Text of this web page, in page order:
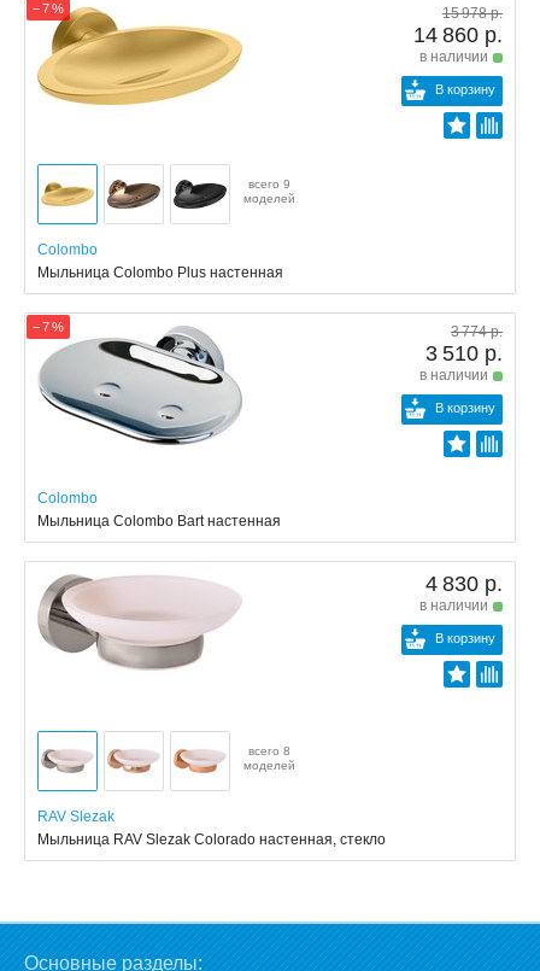
− 7 % 15 978 р.
14 860 р.
в наличии
В корзину
всего 9
моделей
Colombo
Мыльница Colombo Plus настенная
− 7 % 3 774 р.
3 510 р.
в наличии
В корзину
Colombo
Мыльница Colombo Bart настенная
4 830 р.
в наличии
В корзину
всего 8
моделей
RAV Slezak
Мыльница RAV Slezak Colorado настенная, стекло
Основные разделы: